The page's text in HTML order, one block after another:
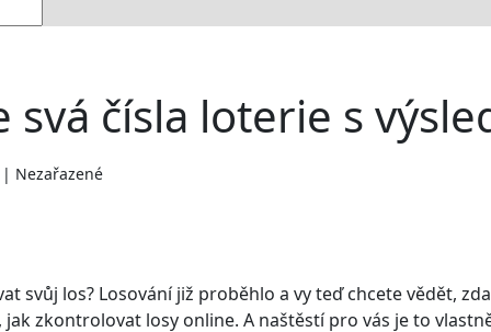
svá čísla loterie s
| Nezařazené
svůj los? Losování již proběhlo a vy teď chcete vědět,
zkontrolovat losy online. A naštěstí pro vás je to